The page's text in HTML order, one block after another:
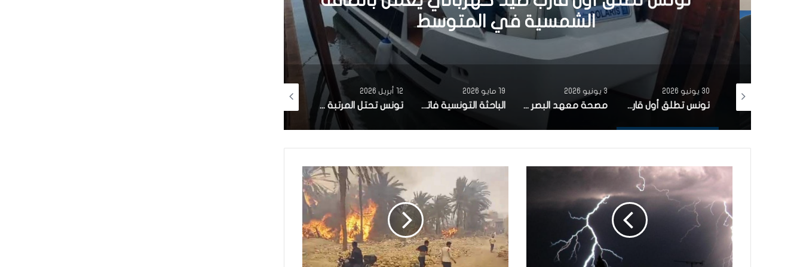
الشمسية في المتوسط
30 يونيو 2026
تونس تطلق أول قارب صيد كهربائي يعمل بالطاقة الشمسية في المتوسط
3 يونيو 2026
مصحة معهد البصر والشبكية بالبحيرة 1 تقوم باجراء اكثر من 50 عملية جراحية لازالة الماء الابيض مجانا لفائدة عدد من اهالي قفصة
19 مايو 2026
الباحثة التونسية فاتن المولدي تنجح في الحصول على براءة اختراع في الولايات المتحدة الأمريكية، وذلك بعد ابتكارها محركاً هجيناً ثورياً
12 أبريل 2026
تونس تحتل المرتبة الاولى افريقيا من حيث عدد النساء المطورات للبرمجيات